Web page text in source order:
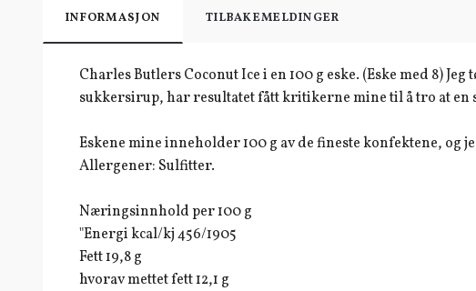
INFORMASJON TILBAKEMELDINGER
Charles Butlers Coconut Ice i en 100 g eske. (Eske med 8)
sukkersirup, har resultatet fått kritikerne mine til å tro at en
Eskene mine inneholder 100 g av de fineste konfektene, og
Allergener: Sulfitter.
Næringsinnhold per 100 g
"Energi kcal/kj 456/1905
Fett 19,8 g
hvorav mettet fett 12,1 g